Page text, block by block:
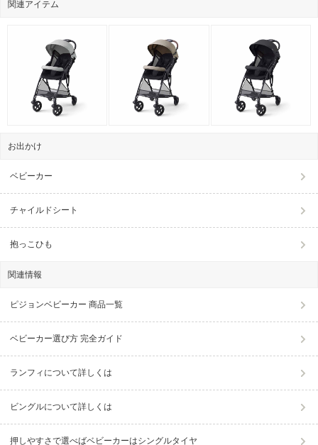
関連アイテム
お出かけ
ベビーカー
チャイルドシート
抱っこひも
関連情報
ピジョンベビーカー 商品一覧
ベビーカー選び方 完全ガイド
ランフィについて詳しくは
ビングルについて詳しくは
押しやすさで選べばベビーカーはシングルタイヤ